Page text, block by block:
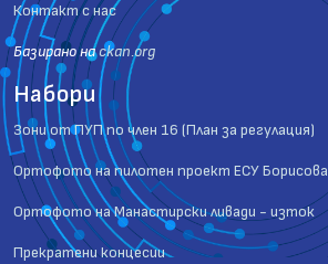
Контакт с нас
Базиранo наckan.org
Набори
Зони от ПУП по член 16 (План за регулация)
Ортофото на пилотен проект ЕСУ Борисова
Ортофото на Манастирски ливади - изток
Прекратени концесии